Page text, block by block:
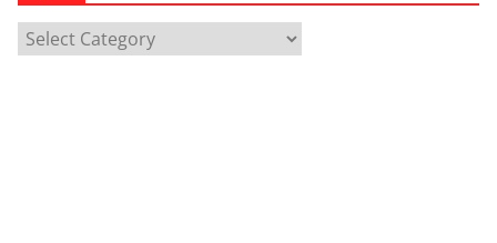
श्रे
ण्या